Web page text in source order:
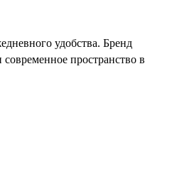
удобства. Бренд
пространство в